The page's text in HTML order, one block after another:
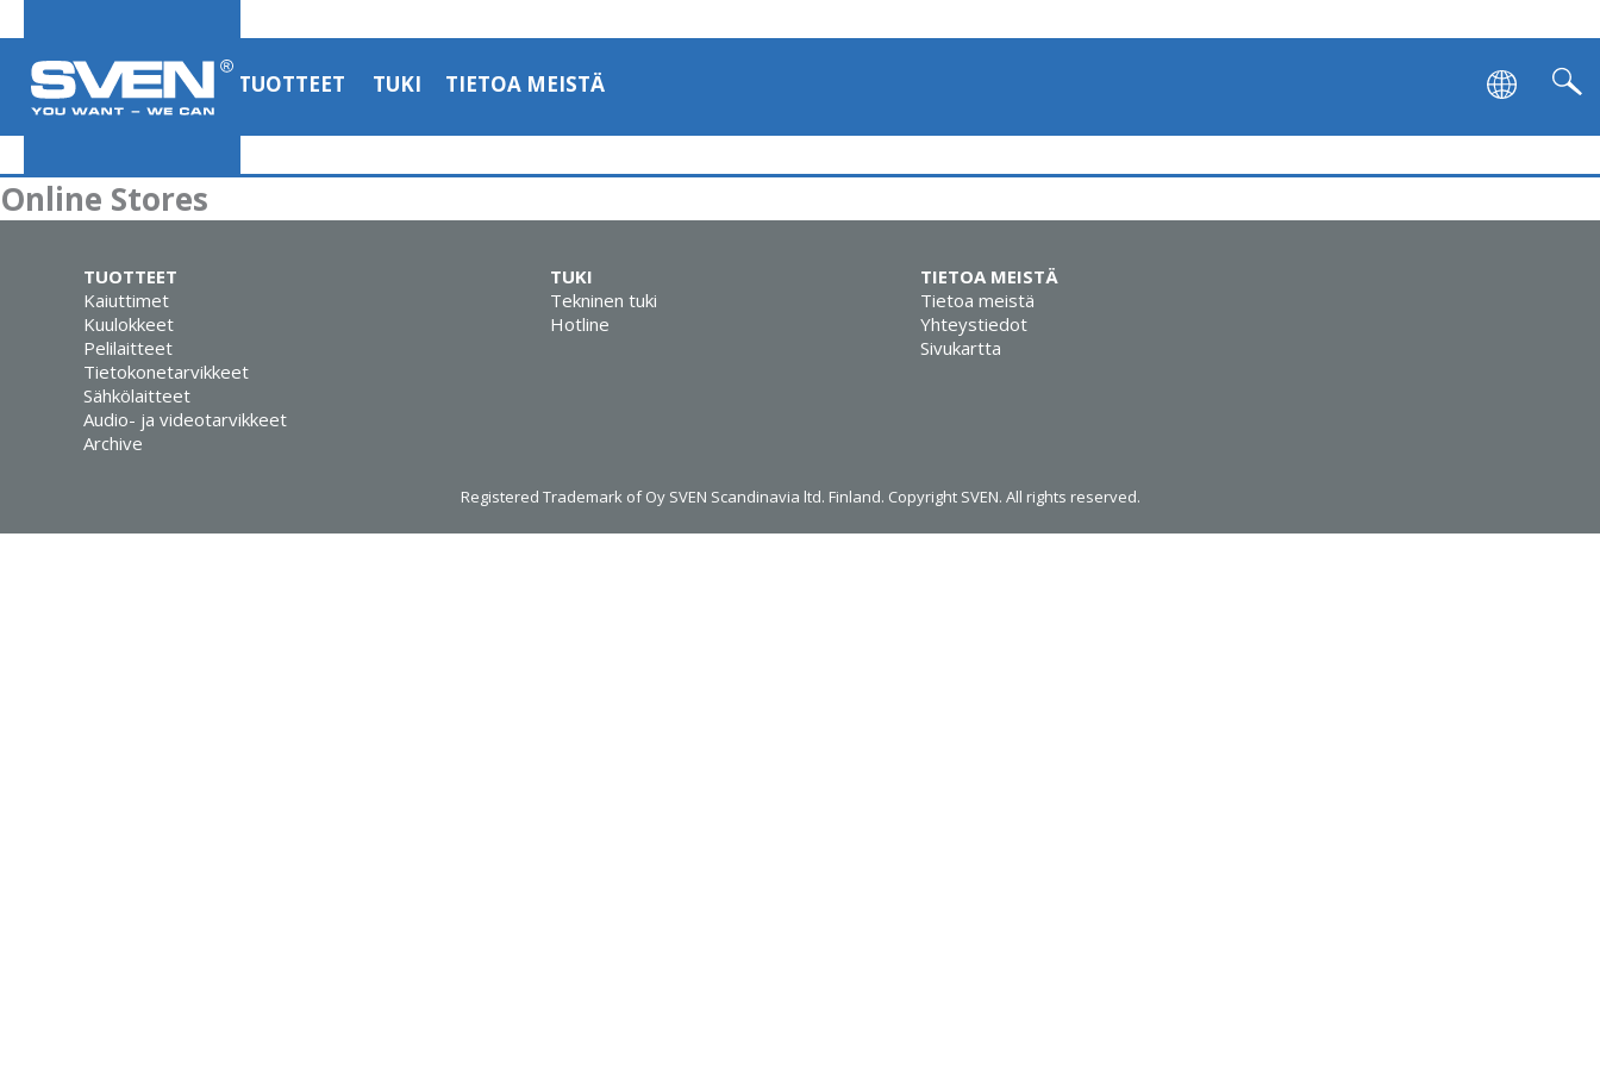
TUOTTEET TUKI TIETOA MEISTÄ
Online Stores
TUOTTEET
Kaiuttimet
Kuulokkeet
Pelilaitteet
Tietokonetarvikkeet
Sähkölaitteet
Audio- ja videotarvikkeet
Archive
TUKI
Tekninen tuki
Hotline
TIETOA MEISTÄ
Tietoa meistä
Yhteystiedot
Sivukartta
Registered Trademark of Oy SVEN Scandinavia ltd. Finland. Copyright SVEN. All rights reserved.